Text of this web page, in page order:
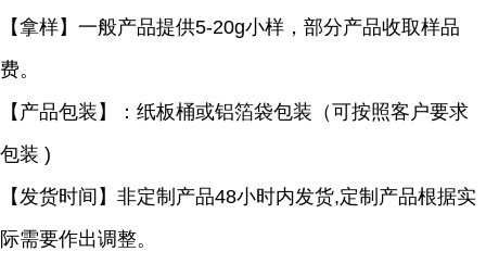
【拿样】一般产品提供5-20g小样，部分产品收取样品
费。
【产品包装】：纸板桶或铝箔袋包装（可按照客户要求
包装 )
【发货时间】非定制产品48小时内发货,定制产品根据实
际需要作出调整。